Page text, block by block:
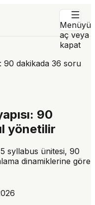
Menüyü
aç veya
kapat
90 dakikada 36 soru
90
yönetilir
syllabus ünitesi, 90
dinamiklerine göre